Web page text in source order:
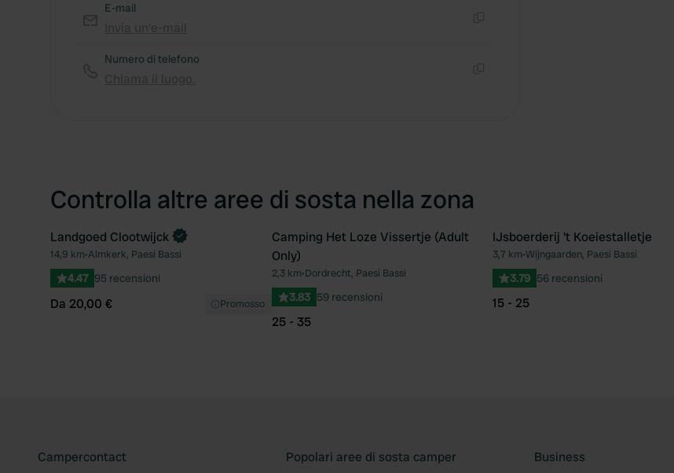
E-mail
Numero di telefono
Controlla altre aree di sosta nella zona
Preferito
Prenota ora
Landgoed Clootwijck
14,9 km•Almkerk, Paesi Bassi
4.47 95 recensioni
Da 20,00 € Promosso
Preferito
Camping Het Loze Vissertje (Adult
Only)
2,3 km•Dordrecht, Paesi Bassi
3.83 59 recensioni
25 - 35
IJsboerderij 't Koeiestalletje
3,7 km•Wijngaarden, Paesi Bassi
3.79 56 recensioni
15 - 25
Campercontact Popolari aree di sosta camper Business